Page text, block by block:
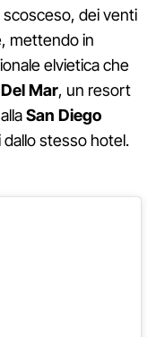
dei venti
mettendo in
elvietica che
Mar, un resort
San Diego
dallo stesso hotel.